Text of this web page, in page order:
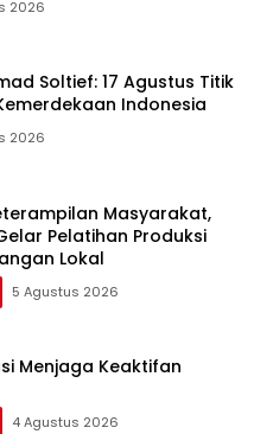
2026
Soltief: 17 Agustus Titik
Indonesia
2026
Masyarakat,
Pelatihan Produksi
Lokal
5 Agustus 2026
Menjaga Keaktifan
4 Agustus 2026